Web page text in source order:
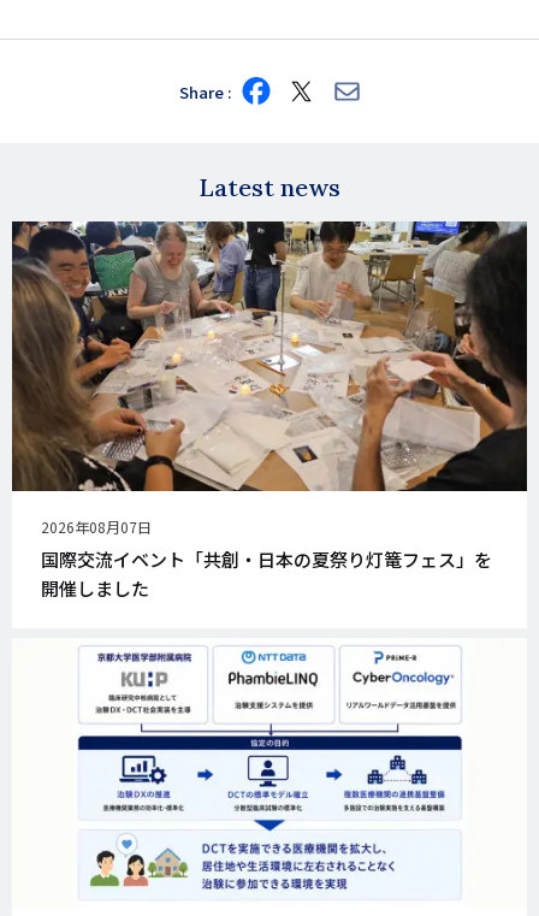
Share Share
on
Share
on
Share
via
Latest news
公
開
日
2026年08月07日
国際交流イベント「共創・日本の夏祭り灯篭フェス」を
開催しました